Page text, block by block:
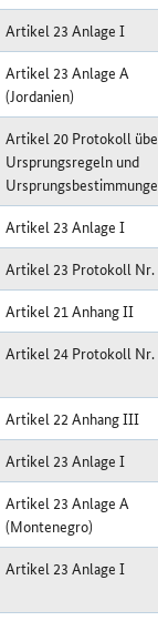
Artikel 23 Anlage I
Artikel 23 Anlage A
(Jordanien)
Artikel 20 Protokoll
Ursprungsregeln und
Artikel 23 Anlage I
Artikel 23 Protokoll Nr.
Artikel 21 Anhang II
Artikel 24 Protokoll Nr.
Artikel 22 Anhang III
Artikel 23 Anlage I
Artikel 23 Anlage A
(Montenegro)
Artikel 23 Anlage I